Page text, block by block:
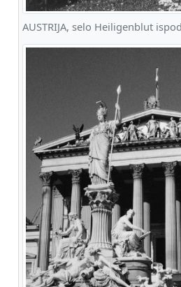
AUSTRIJA, selo Heiligenblut